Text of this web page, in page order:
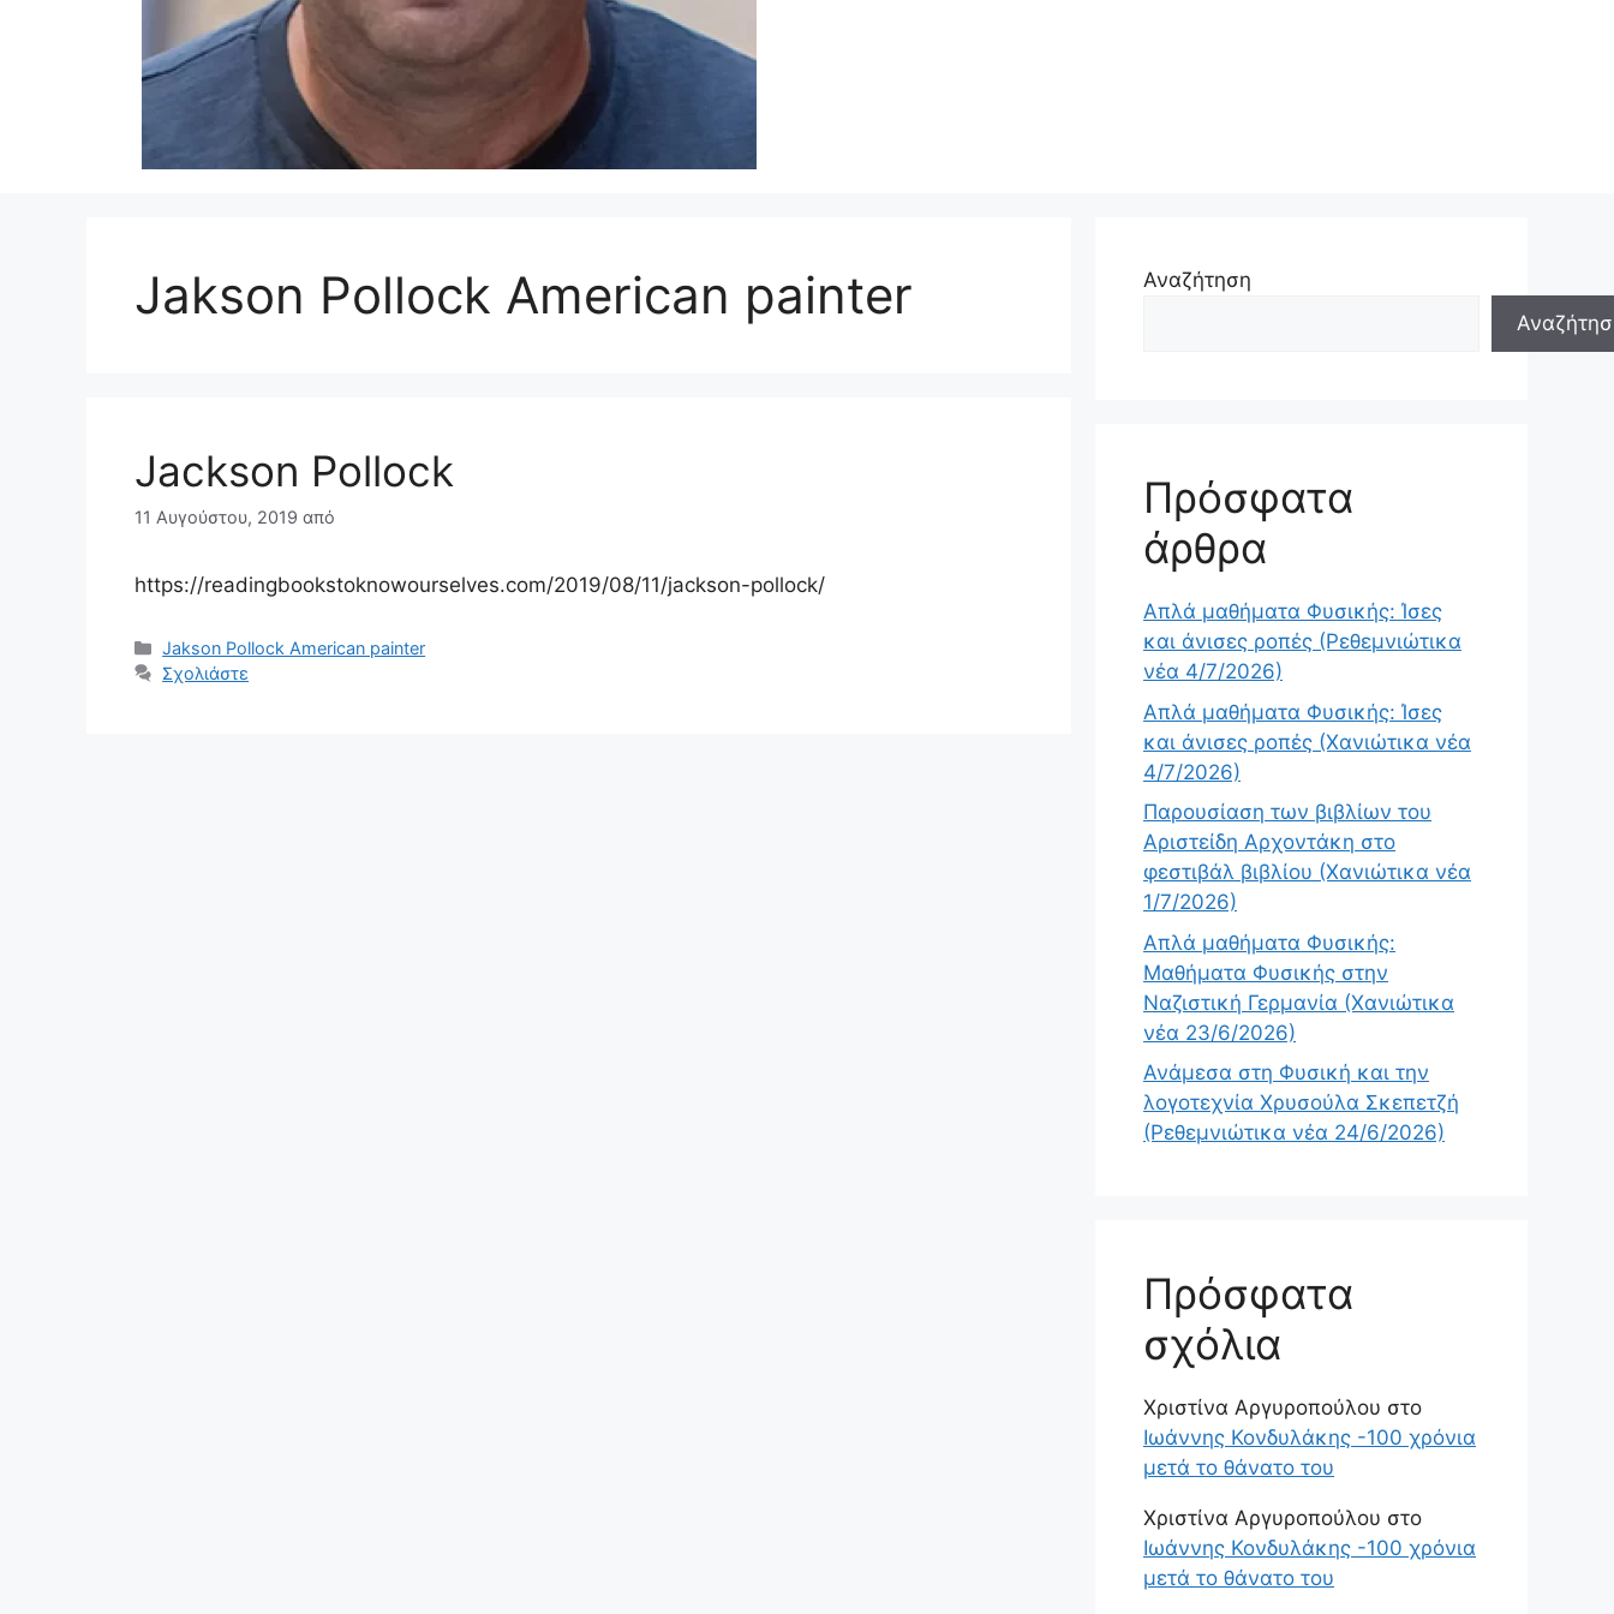
Jakson Pollock American painter
Jackson Pollock
11 Αυγούστου, 2019 από
https://readingbookstoknowourselves.com/2019/08/11/jackson-pollock/
Κατηγορίες
Jakson Pollock American painter
Σχολιάστε
Αναζήτηση
Πρόσφατα
άρθρα
Απλά μαθήματα Φυσικής: Ίσες
και άνισες ροπές (Ρεθεμνιώτικα
νέα 4/7/2026)
Απλά μαθήματα Φυσικής: Ίσες
και άνισες ροπές (Χανιώτικα νέα
4/7/2026)
Παρουσίαση των βιβλίων του
Αριστείδη Αρχοντάκη στο
φεστιβάλ βιβλίου (Χανιώτικα νέα
1/7/2026)
Απλά μαθήματα Φυσικής:
Μαθήματα Φυσικής στην
Ναζιστική Γερμανία (Χανιώτικα
νέα 23/6/2026)
Ανάμεσα στη Φυσική και την
λογοτεχνία Χρυσούλα Σκεπετζή
(Ρεθεμνιώτικα νέα 24/6/2026)
Πρόσφατα
σχόλια
Χριστίνα Αργυροπούλου στο
Ιωάννης Κονδυλάκης -100 χρόνια
μετά το θάνατο του
Χριστίνα Αργυροπούλου στο
Ιωάννης Κονδυλάκης -100 χρόνια
μετά το θάνατο του